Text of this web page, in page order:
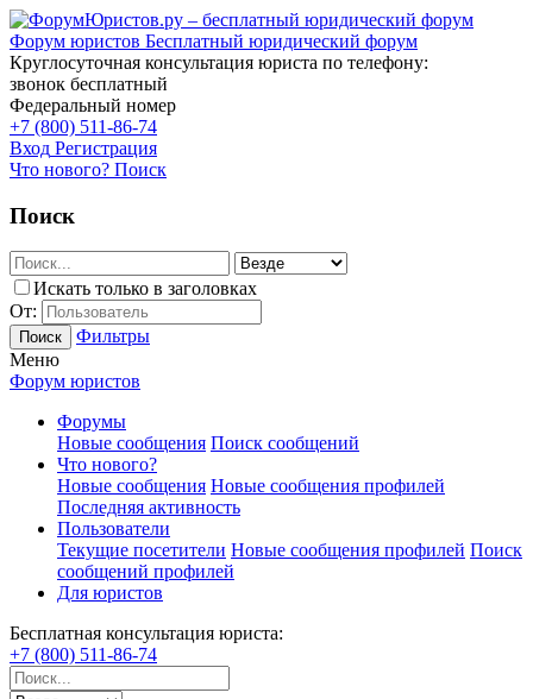
Форум юристов Бесплатный юридический форум
Круглосуточная консультация юриста по телефону:
звонок бесплатный
Федеральный номер
+7 (800) 511-86-74
Вход Регистрация
Что нового? Поиск
Поиск
Искать только в заголовках
От:
Поиск
Фильтры
Меню
Форум юристов
Форумы
Новые сообщения Поиск сообщений
Что нового?
Новые сообщения Новые сообщения профилей
Последняя активность
Пользователи
Текущие посетители Новые сообщения профилей Поиск
сообщений профилей
Для юристов
Бесплатная консультация юриста:
+7 (800) 511-86-74